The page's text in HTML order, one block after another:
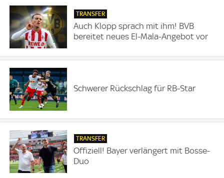
TRANSFER
Auch Klopp sprach mit ihm! BVB
bereitet neues El-Mala-Angebot vor
Schwerer Rückschlag für RB-Star
TRANSFER
Offiziell! Bayer verlängert mit Bosse-
Duo